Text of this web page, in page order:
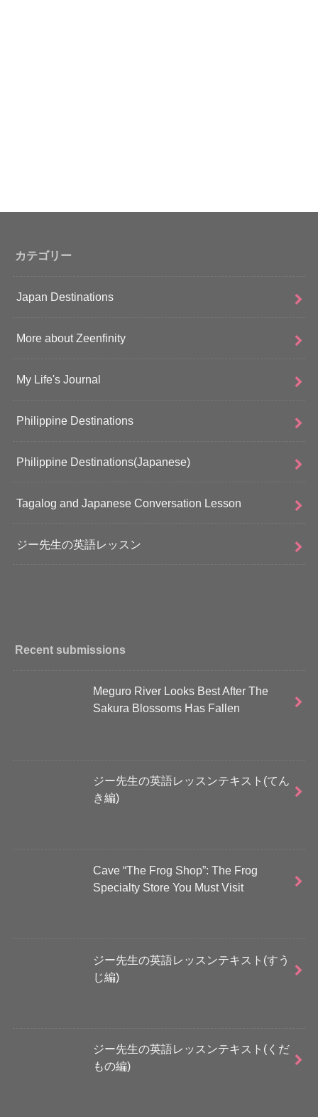
カテゴリー
Japan Destinations
More about Zeenfinity
My Life's Journal
Philippine Destinations
Philippine Destinations(Japanese)
Tagalog and Japanese Conversation Lesson
ジー先生の英語レッスン
Recent submissions
Meguro River Looks Best After The
Sakura Blossoms Has Fallen
ジー先生の英語レッスンテキスト(てん
き編)
Cave “The Frog Shop”: The Frog
Specialty Store You Must Visit
ジー先生の英語レッスンテキスト(すう
じ編)
ジー先生の英語レッスンテキスト(くだ
もの編)